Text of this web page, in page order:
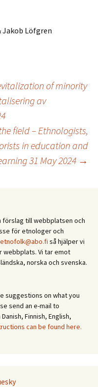
Jakob Löfgren
of minority
av
field – Ethnologists,
in education and
31 May 2024 →
förslag till webbplatsen och
för etnologer och
etnofolk@abo.fi så hjälper vi
webbplats. Vi tar emot
norska och svenska.
suggestions on what you
send an e-mail to
Finnish, English,
can be found here.